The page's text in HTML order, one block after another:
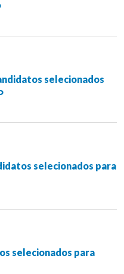
selecionados
selecionados para
selecionados para